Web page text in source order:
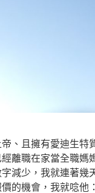
、且擁有愛迪生特
離職在家當全職
減少，我就連著
的機會，我就唸他